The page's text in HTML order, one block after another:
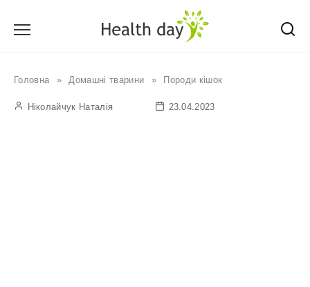
Головна » Домашні тварини » Породи кішок
Ніколайчук Наталія 23.04.2023